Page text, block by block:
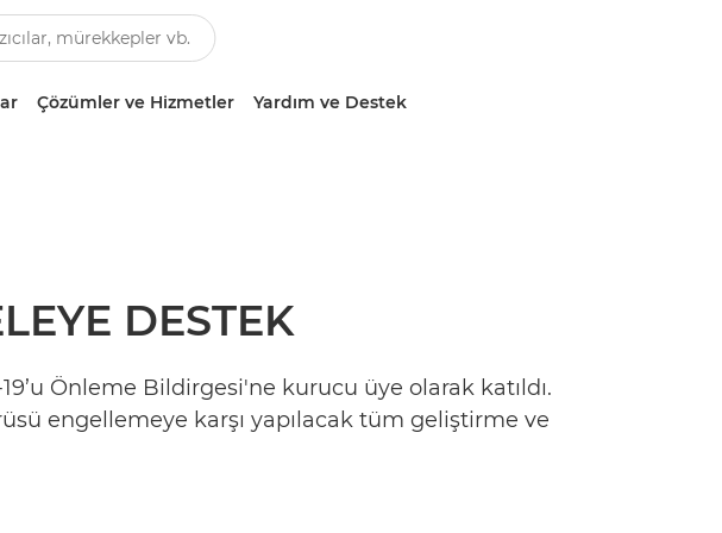
Çözümler ve Hizmetler Yardım ve Destek
DESTEK
Önleme Bildirgesi'ne kurucu üye olarak katıldı.
engellemeye karşı yapılacak tüm geliştirme ve